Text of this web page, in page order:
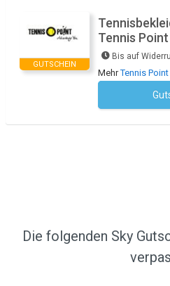
GUTSCHEIN
Tennis Point
Bis auf
MehrTennis
Die folgenden Sky